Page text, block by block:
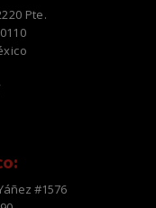
Pte.
#1576